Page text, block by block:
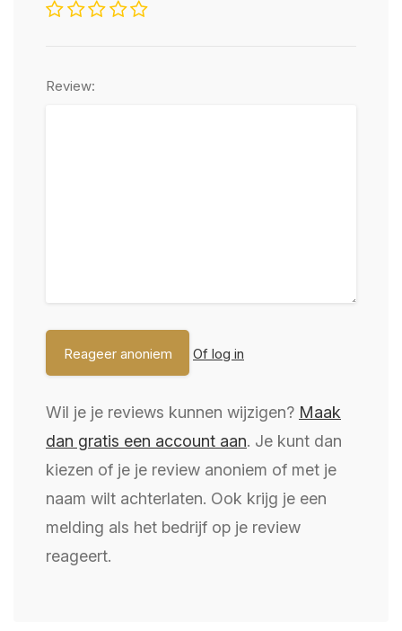
Review:
Of log in
Wil je je reviews kunnen wijzigen? Maak
dan gratis een account aan. Je kunt dan
kiezen of je je review anoniem of met je
naam wilt achterlaten. Ook krijg je een
melding als het bedrijf op je review
reageert.